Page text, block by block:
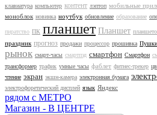
клавиатура компьютер контент лэптоп мобильные
моноблок новинка ноутбук обновление образование
пиратство ПК планшет Планшет
праздник прогноз продажи процессор прошивка
рынок смарт-часы смартпэд смартфон Смартфон
трансформер трафик умные часы фаблет фитнес-трекер
чтение экран экшн-камера электронная бумага
электрофоретический дисплей язык Яндекс
рядом с МЕТРО
Магазин - В ЦЕНТРЕ